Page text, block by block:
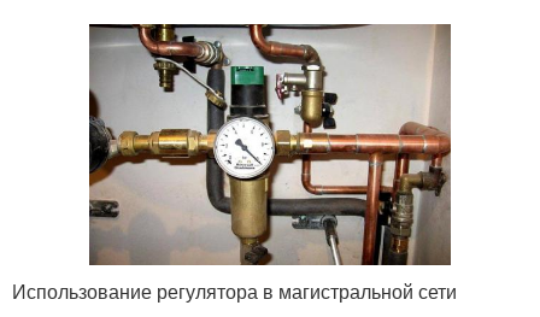
Использование регулятора в магистральной сети